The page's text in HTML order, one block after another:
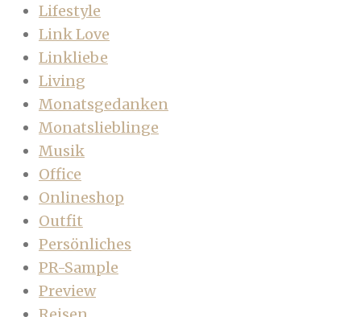
Lifestyle
Link Love
Linkliebe
Living
Monatsgedanken
Monatslieblinge
Musik
Office
Onlineshop
Outfit
Persönliches
PR-Sample
Preview